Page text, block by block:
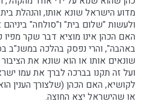
מדוע הישראל שונא אותו, והנהלת
ולעשות "שלום בית" ו"סולחה"
האם הכהן אינו מוציא דבר שקר
באהבה", והרי נפסק בהלכה במשנ"ב
שונאים אותו או הוא שונא את
ועל זה תקנו בברכה לברך את עמו
לקושיא, האם הכהן (שלצורך הענין
או שהישראל יצא החוצה.